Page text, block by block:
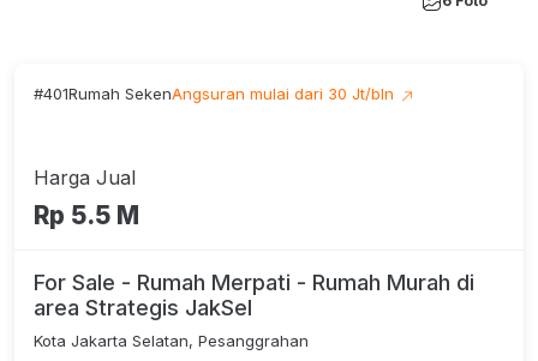
#401Rumah SekenAngsuran mulai dari 30 Jt/bln
Harga Jual
Rp 5.5 M
For Sale - Rumah Merpati - Rumah Murah di
area Strategis JakSel
Kota Jakarta Selatan, Pesanggrahan